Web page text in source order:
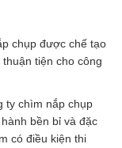
chụp được chế tạo
tiện cho công
ty chìm nắp chụp
bền bỉ và đặc
có điều kiện thi